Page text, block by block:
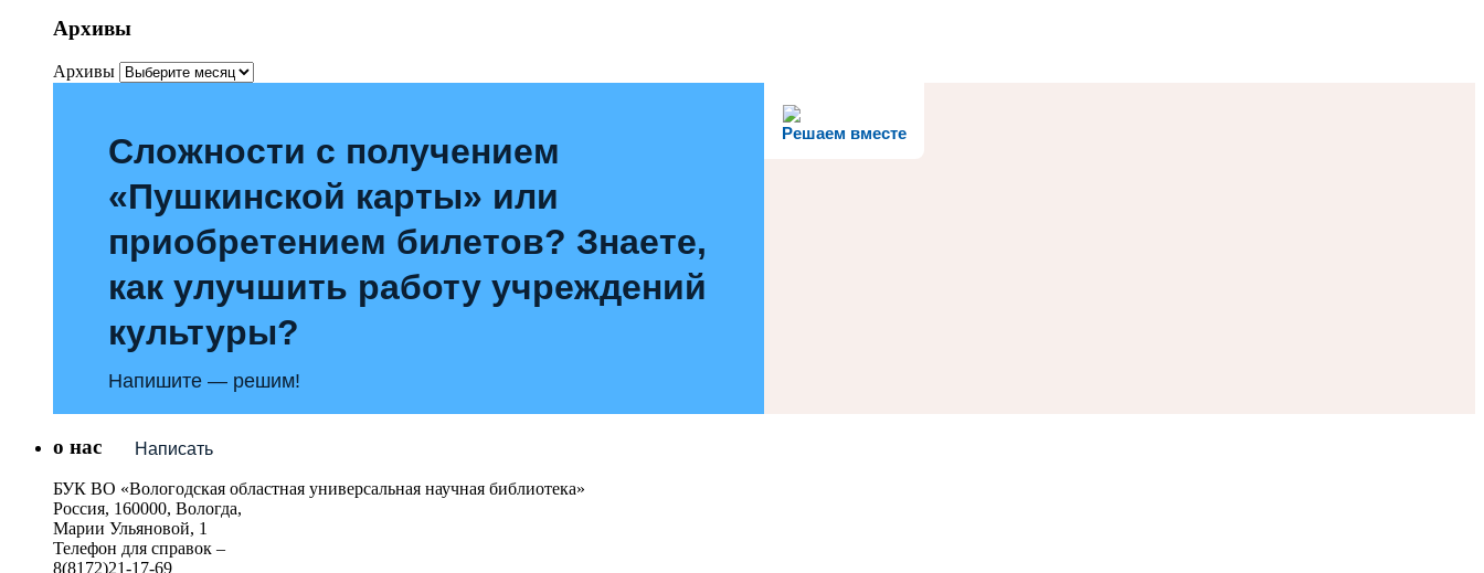
Архивы
Архивы
Решаем вместе
Сложности с получением
«Пушкинской карты» или
приобретением билетов? Знаете,
как улучшить работу учреждений
культуры?
Напишите — решим!
Написать
о нас
БУК ВО «Вологодская областная универсальная научная библиотека»
Россия, 160000, Вологда,
Марии Ульяновой, 1
Телефон для справок –
8(8172)21-17-69